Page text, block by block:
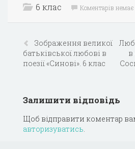
6 клас Коментарів немає
Зображення великої
батьківської любові в
поезії «Синові». 6 клас
в
Залишити відповідь
Щоб відправити коментар
авторизуватись.